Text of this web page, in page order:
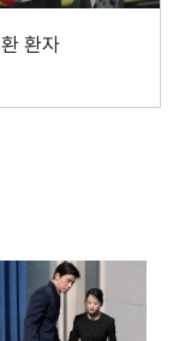
환자